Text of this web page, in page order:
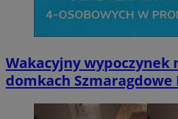
Wakacyjny wypoczynek
domkach Szmaragdowe